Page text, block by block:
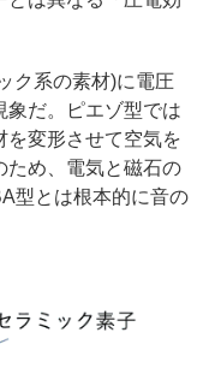
ク系の素材)に電圧
象だ。ピエゾ型では
を変形させて空気を
ため、電気と磁石の
型とは根本的に音の